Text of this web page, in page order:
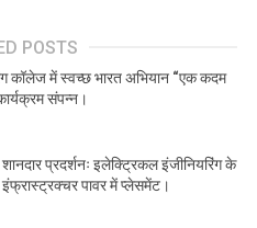
POSTS
कॉलेज में स्वच्छ भारत अभियान “एक कदम
संपन्न।
प्रदर्शनः इलेक्ट्रिकल इंजीनियरिंग के
पावर में प्लेसमेंट।